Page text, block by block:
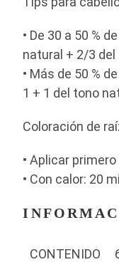
• De 30 a 50 %
natural + 2/3
• Más de 50 %
1 + 1 del tono
Coloración de
• Aplicar
• Con calor: 20
CONTENIDO